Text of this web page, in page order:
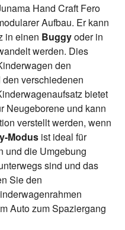
Hand Craft Fero
Aufbau. Er kann
in einen Buggyoder in
werden. Dies
den
verschiedenen
bietet
Neugeborene und kann
verstellt werden, wenn
Modus ist ideal für
und die Umgebung
sind und das
Sie den
Auto zum Spaziergang